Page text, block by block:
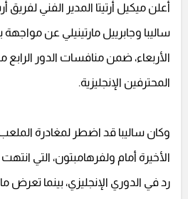
أعلن ميكيل أرتيتا المدير الفني لفريق
ساليبا وجابرييل مارتينيلي عن مواجهة
الأربعاء، ضمن منافسات الدور
المحترفين الإنجليزية.
وكان ساليبا قد اضطر لمغادرة
الأخيرة أمام ولفرهامبتون، التي
رد في الدوري الإنجليزي، بينما تعرض